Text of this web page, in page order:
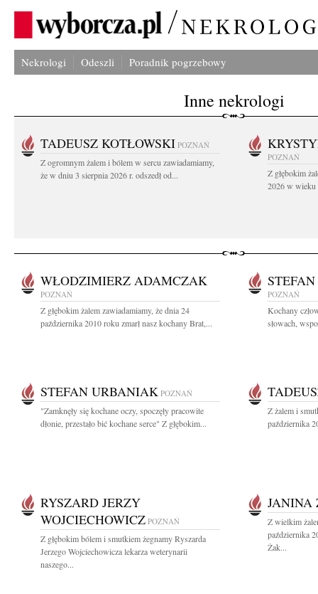
Nekrologi Odeszli Poradnik pogrzebowy
Inne nekrologi
TADEUSZ KOTŁOWSKI POZNAŃ
Z ogromnym żalem i bólem w sercu zawiadamiamy,
że w dniu 3 sierpnia 2026 r. odszedł od...
POZNAŃ
Z głębokim
2026 w wieku
WŁODZIMIERZ ADAMCZAK
POZNAŃ
Z głębokim żalem zawiadamiamy, że dnia 24
października 2010 roku zmarł nasz kochany Brat,...
POZNAŃ
Kochany
słowach,
STEFAN URBANIAK POZNAŃ
"Zamknęły się kochane oczy, spoczęły pracowite
dłonie, przestało bić kochane serce" Z głębokim...
Z żalem i
października
RYSZARD JERZY
WOJCIECHOWICZ POZNAŃ
Z głębokim bólem i smutkiem żegnamy Ryszarda
Jerzego Wojciechowicza lekarza weterynarii
naszego...
JANINA
Z wielkim
października
Żak...